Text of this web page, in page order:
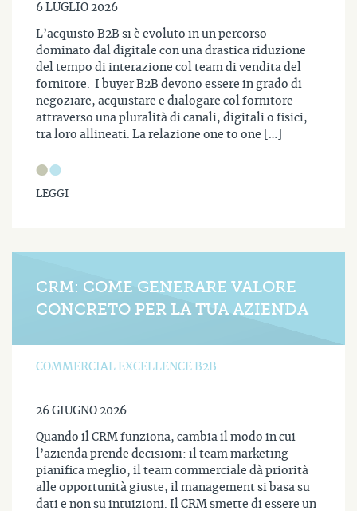
6 LUGLIO 2026
L’acquisto B2B si è evoluto in un percorso
dominato dal digitale con una drastica riduzione
del tempo di interazione col team di vendita del
fornitore. I buyer B2B devono essere in grado di
negoziare, acquistare e dialogare col fornitore
attraverso una pluralità di canali, digitali o fisici,
tra loro allineati. La relazione one to one […]
LEGGI
CRM: COME GENERARE VALORE
CONCRETO PER LA TUA AZIENDA
COMMERCIAL EXCELLENCE B2B
26 GIUGNO 2026
Quando il CRM funziona, cambia il modo in cui
l’azienda prende decisioni: il team marketing
pianifica meglio, il team commerciale dà priorità
alle opportunità giuste, il management si basa su
dati e non su intuizioni. Il CRM smette di essere un